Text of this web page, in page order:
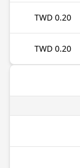
0.20 TWD
0.20 TWD